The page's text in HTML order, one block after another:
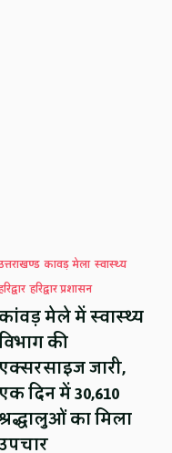
कावड़ मेला स्वास्थ्य
हरिद्वार प्रशासन
मेले में स्वास्थ्य
की
जारी,
दिन में 30,610
का मिला